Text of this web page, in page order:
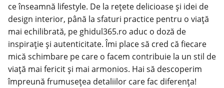
ce înseamnă lifestyle. De la rețete delicioase și idei de
design interior, până la sfaturi practice pentru o viață
mai echilibrată, pe ghidul365.ro aduc o doză de
inspirație și autenticitate. Îmi place să cred că fiecare
mică schimbare pe care o facem contribuie la un stil de
viață mai fericit și mai armonios. Hai să descoperim
împreună frumusețea detaliilor care fac diferența!